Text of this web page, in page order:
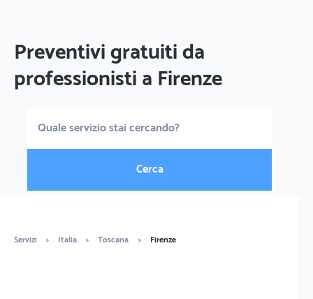
Preventivi gratuiti da
professionisti a Firenze
Cerca
Servizi > Italia > Toscana > Firenze